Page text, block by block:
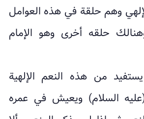
وهم حلقة في هذه العوامل
حلقه أخرى وهو الإمام
من هذه النعم الإلهية
السلام) ويعيش في عمره